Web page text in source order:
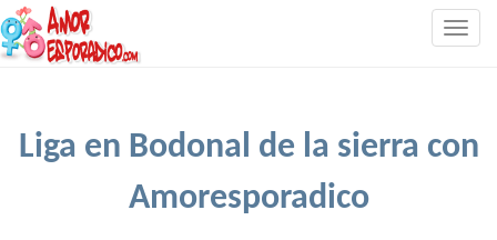
Liga en Bodonal de la sierra con
Amoresporadico